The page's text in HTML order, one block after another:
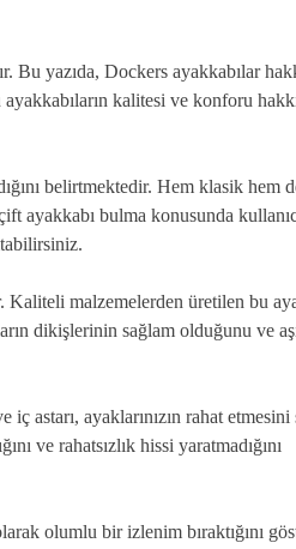
Bu yazıda, Dockers ayakkabılar
kalitesi ve konforu
belirtmektedir. Hem klasik hem
ayakkabı bulma konusunda
Kaliteli malzemelerden üretilen bu
dikişlerinin sağlam olduğunu ve
astarı, ayaklarınızın rahat etmesini
ve rahatsızlık hissi yaratmadığını
olumlu bir izlenim bıraktığını